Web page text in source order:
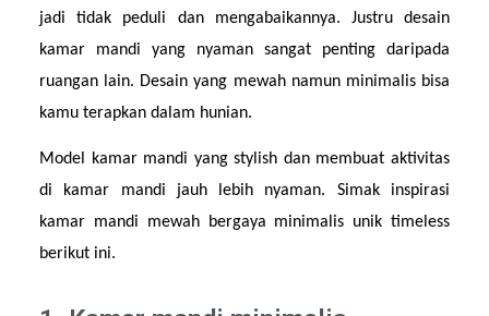
jadi tidak peduli dan mengabaikannya. Justru desain
kamar mandi yang nyaman sangat penting daripada
ruangan lain. Desain yang mewah namun minimalis bisa
kamu terapkan dalam hunian.
Model kamar mandi yang stylish dan membuat aktivitas
di kamar mandi jauh lebih nyaman. Simak inspirasi
kamar mandi mewah bergaya minimalis unik timeless
berikut ini.